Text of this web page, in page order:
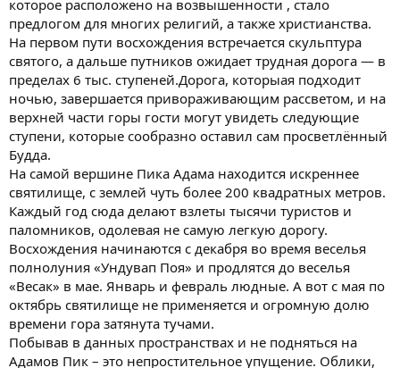
которое расположено на возвышенности , стало
предлогом для многих религий, а также христианства.
На первом пути восхождения встречается скульптура
святого, а дальше путников ожидает трудная дорога — в
пределах 6 тыс. ступеней.Дорога, которыая подходит
ночью, завершается привораживающим рассветом, и на
верхней части горы гости могут увидеть следующие
ступени, которые сообразно оставил сам просветлённый
Будда.
На самой вершине Пика Адама находится искреннее
святилище, с землей чуть более 200 квадратных метров.
Каждый год сюда делают взлеты тысячи туристов и
паломников, одолевая не самую легкую дорогу.
Восхождения начинаются с декабря во время веселья
полнолуния «Ундувап Поя» и продлятся до веселья
«Весак» в мае. Январь и февраль людные. А вот с мая по
октябрь святилище не применяется и огромную долю
времени гора затянута тучами.
Побывав в данных пространствах и не подняться на
Адамов Пик – это непростительное упущение. Облики,